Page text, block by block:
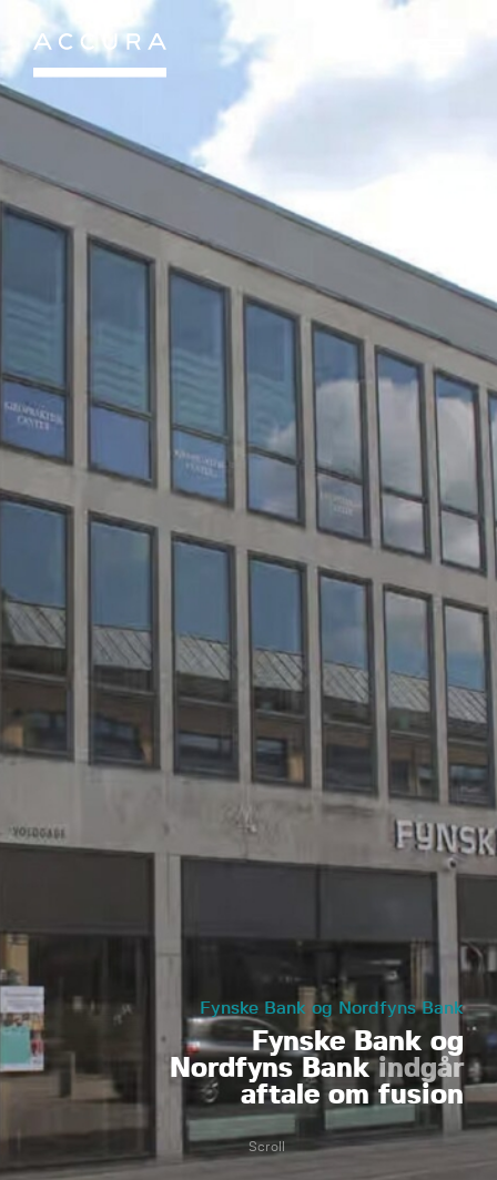
Gå
indhold
Fynske Bank og Nordfyns Bank
Fynske Bank og
Nordfyns Bankindgår
aftale om fusion
Scroll